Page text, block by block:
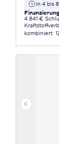
in 4 bis
4.841 €
kombiniert: